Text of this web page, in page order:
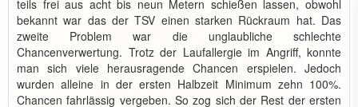
teils frei aus acht bis neun Metern schießen lassen, obwohl
bekannt war das der TSV einen starken Rückraum hat. Das
zweite Problem war die unglaubliche schlechte
Chancenverwertung. Trotz der Laufallergie im Angriff, konnte
man sich viele herausragende Chancen erspielen. Jedoch
wurden alleine in der ersten Halbzeit Minimum zehn 100%.
Chancen fahrlässig vergeben. So zog sich der Rest der ersten